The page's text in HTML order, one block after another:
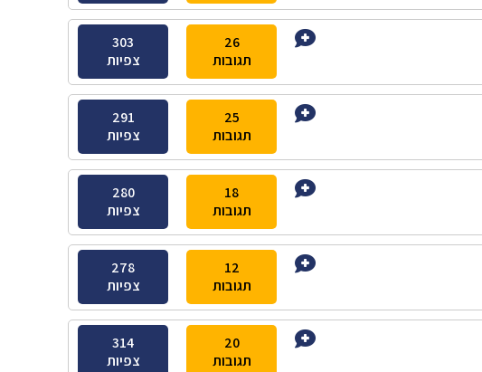
26
תגובות
303
צפיות
25
תגובות
291
צפיות
18
תגובות
280
צפיות
12
תגובות
278
צפיות
20
תגובות
314
צפיות